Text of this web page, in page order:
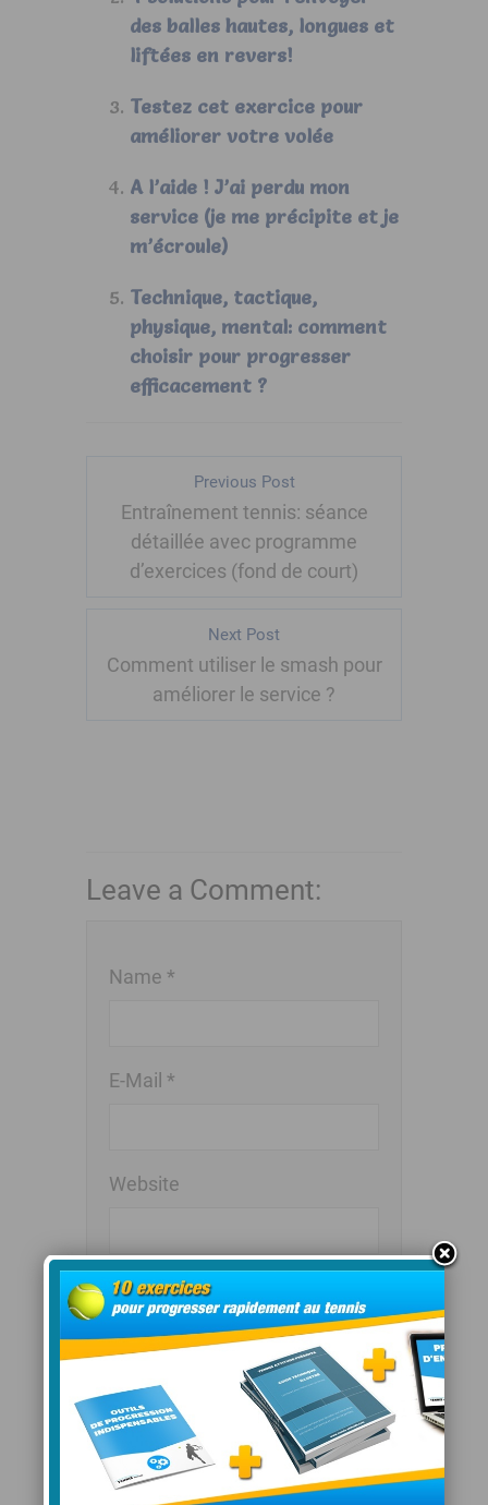
des balles hautes, longues et
liftées en revers!
Testez cet exercice pour
améliorer votre volée
A l’aide ! J’ai perdu mon
service (je me précipite et je
m’écroule)
Technique, tactique,
physique, mental: comment
choisir pour progresser
efficacement ?
Previous Post
Entraînement tennis: séance
détaillée avec programme
d’exercices (fond de court)
Next Post
Comment utiliser le smash pour
améliorer le service ?
Leave a Comment:
Name *
E-Mail *
Website
Save my name, email, and
website in this browser for the
next time I comment.
Comment